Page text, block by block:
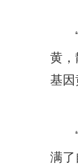
黄，
基因
满了